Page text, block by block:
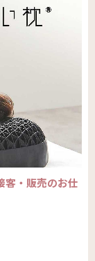
客・販売のお仕